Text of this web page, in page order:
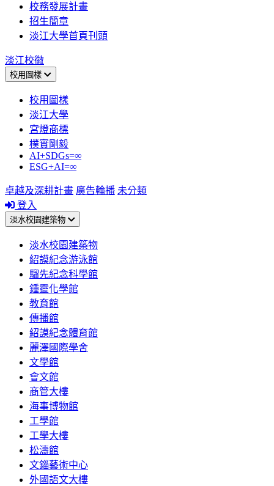
校務發展計畫
招生簡章
淡江大學首頁刊頭
淡江校徽
校用圖樣
校用圖樣
淡江大學
宮燈商標
樸實剛毅
AI+SDGs=∞
ESG+AI=∞
卓越及深耕計畫 廣告輪播 未分類
登入
淡水校園建築物
淡水校園建築物
紹謨紀念游泳館
騮先紀念科學館
鍾靈化學館
教育館
傳播館
紹謨紀念體育館
麗澤國際學舍
文學館
會文館
商管大樓
海事博物館
工學館
工學大樓
松濤館
文錙藝術中心
外國語文大樓